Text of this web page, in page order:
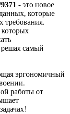
- это новое
которые
требования.
самый
эргономичный
работы от